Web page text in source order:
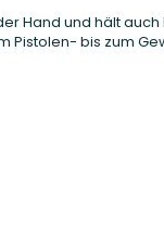
Hand und hält
Pistolen- bis zum